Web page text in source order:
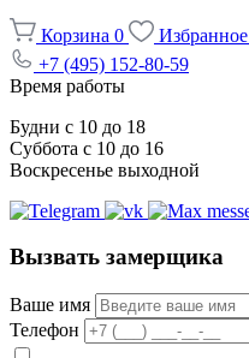
Корзина 0 Избранное
+7 (495) 152-80-59
Время работы
Будни с 10 до 18
Суббота с 10 до 16
Воскресенье выходной
Вызвать замерщика
Ваше имя
Телефон